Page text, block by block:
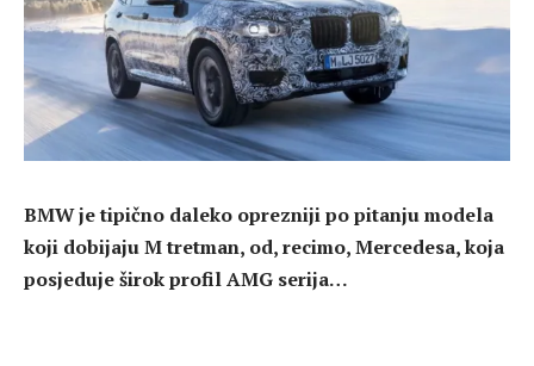
BMW je tipično daleko oprezniji po pitanju modela
koji dobijaju M tretman, od, recimo, Mercedesa, koja
posjeduje širok profil AMG serija…